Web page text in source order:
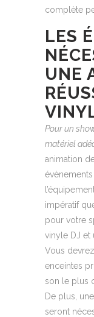
complète
LES
UNE
Pour un
matériel
animation
impératif
pour votre
vinyle DJ et
Vous
enceintes
son le plus
De plus,
seront